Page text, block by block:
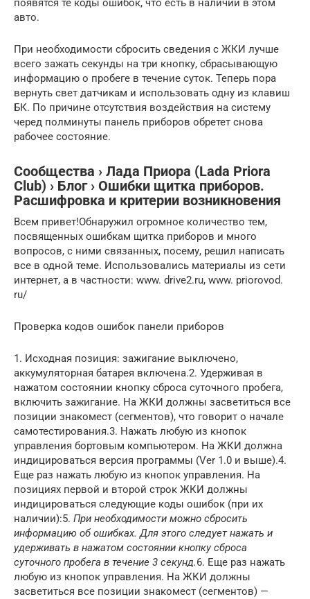
появятся те коды ошибок, что есть в наличии в этом
авто.
При необходимости сбросить сведения с ЖКИ лучше
всего зажать секунды на три кнопку, сбрасывающую
информацию о пробеге в течение суток. Теперь пора
вернуть свет датчикам и использовать одну из клавиш
БК. По причине отсутствия воздействия на систему
черед полминуты панель приборов обретет снова
рабочее состояние.
Сообщества › Лада Приора (Lada Priora
Club) › Блог › Ошибки щитка приборов.
Расшифровка и критерии возникновения
Всем привет!Обнаружил огромное количество тем,
посвященных ошибкам щитка приборов и много
вопросов, с ними связанных, посему, решил написать
все в одной теме. Использовались материалы из сети
интернет, а в частности: www. drive2.ru, www. priorovod.
ru/
Проверка кодов ошибок панели приборов
1. Исходная позиция: зажигание выключено,
аккумуляторная батарея включена.2. Удерживая в
нажатом состоянии кнопку сброса суточного пробега,
включить зажигание. На ЖКИ должны засветиться все
позиции знакомест (сегментов), что говорит о начале
самотестирования.3. Нажать любую из кнопок
управления бортовым компьютером. На ЖКИ должна
индицироваться версия программы (Ver 1.0 и выше).4.
Еще раз нажать любую из кнопок управления. На
позициях первой и второй строк ЖКИ должны
индицироваться следующие коды ошибок (при их
наличии):5. При необходимости можно сбросить
информацию об ошибках. Для этого следует нажать и
удерживать в нажатом состоянии кнопку сброса
суточного пробега в течение 3 секунд.6. Еще раз нажать
любую из кнопок управления. На ЖКИ должны
засветиться все позиции знакомест (сегментов) —